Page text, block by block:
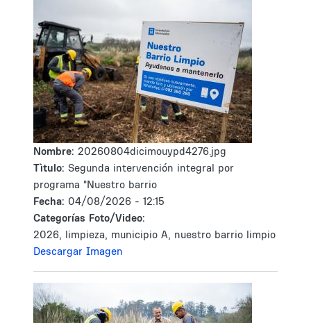
Nombre: 20260804dicimouypd4276.jpg
Tìtulo: Segunda intervención integral por
programa "Nuestro barrio
Fecha: 04/08/2026 - 12:15
Categorías Foto/Video:
2026, limpieza, municipio A, nuestro barrio limpio
Descargar Imagen